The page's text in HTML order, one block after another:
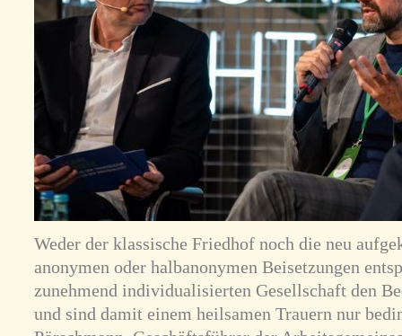
Weder der klassische Friedhof noch die neu
anonymen oder halbanonymen Beisetzungen
zunehmend individualisierten Gesellschaft den
und sind damit einem heilsamen Trauern nur